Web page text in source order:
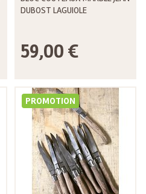
DUBOST LAGUIOLE
59,00 €
PROMOTION